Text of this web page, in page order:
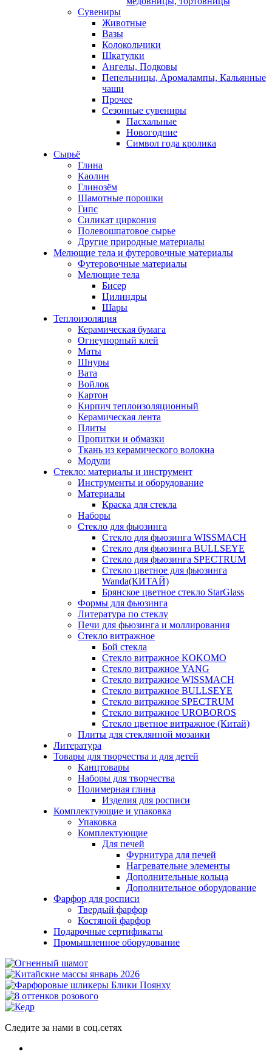
Сувениры
Животные
Вазы
Колокольчики
Шкатулки
Ангелы, Подковы
Пепельницы, Аромалампы, Кальянные
чаши
Прочее
Сезонные сувениры
Пасхальные
Новогодние
Символ года кролика
Сырьё
Глина
Каолин
Глинозём
Шамотные порошки
Гипс
Силикат циркония
Полевошпатовое сырье
Другие природные материалы
Мелющие тела и футеровочные материалы
Футеровочные материалы
Мелющие тела
Бисер
Цилиндры
Шары
Теплоизоляция
Керамическая бумага
Огнеупорный клей
Маты
Шнуры
Вата
Войлок
Картон
Кирпич теплоизоляционный
Керамическая лента
Плиты
Пропитки и обмазки
Ткань из керамического волокна
Модули
Стекло: материалы и инструмент
Инструменты и оборудование
Материалы
Краска для стекла
Наборы
Стекло для фьюзинга
Стекло для фьюзинга WISSMACH
Стекло для фьюзинга BULLSEYE
Стекло для фьюзинга SPECTRUM
Стекло цветное для фьюзинга
Wanda(КИТАЙ)
Брянское цветное стекло StarGlass
Формы для фьюзинга
Литература по стеклу
Печи для фьюзинга и моллирования
Стекло витражное
Бой стекла
Стекло витражное KOKOMO
Стекло витражное YANG
Стекло витражное WISSMACH
Стекло витражное BULLSEYE
Стекло витражное SPECTRUM
Стекло витражное UROBOROS
Стекло цветное витражное (Китай)
Плиты для стеклянной мозаики
Литература
Товары для творчества и для детей
Канцтовары
Наборы для творчества
Полимерная глина
Изделия для росписи
Комплектующие и упаковка
Упаковка
Комплектующие
Для печей
Фурнитура для печей
Нагревательне элементы
Дополнительные кольца
Дополнительное оборудование
Фарфор для росписи
Твердый фарфор
Костяной фарфор
Подарочные сертификаты
Промышленное оборудование
Следите за нами в соц.сетях